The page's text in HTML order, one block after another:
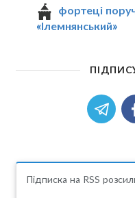
фортеці
«Ілемнянський»
Підписка на RSS